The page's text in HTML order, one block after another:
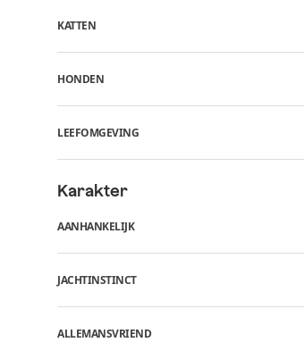
KATTEN
HONDEN
LEEFOMGEVING
Karakter
AANHANKELIJK
JACHTINSTINCT
ALLEMANSVRIEND